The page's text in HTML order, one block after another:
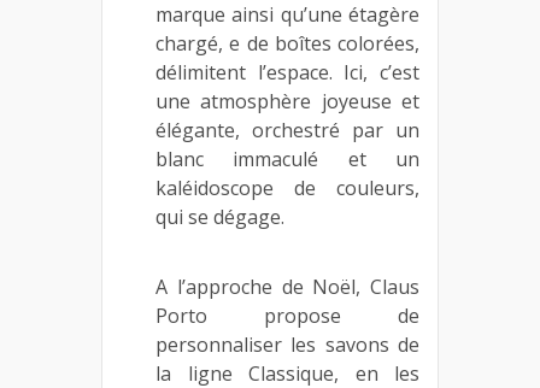
marque ainsi qu’une étagère
chargé, e de boîtes colorées,
délimitent l’espace. Ici, c’est
une atmosphère joyeuse et
élégante, orchestré par un
blanc immaculé et un
kaléidoscope de couleurs,
qui se dégage.
A l’approche de Noël, Claus
Porto propose de
personnaliser les savons de
la ligne Classique, en les